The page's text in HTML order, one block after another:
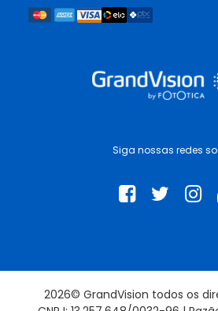
Siga nossas redes
2026© GrandVision todos os